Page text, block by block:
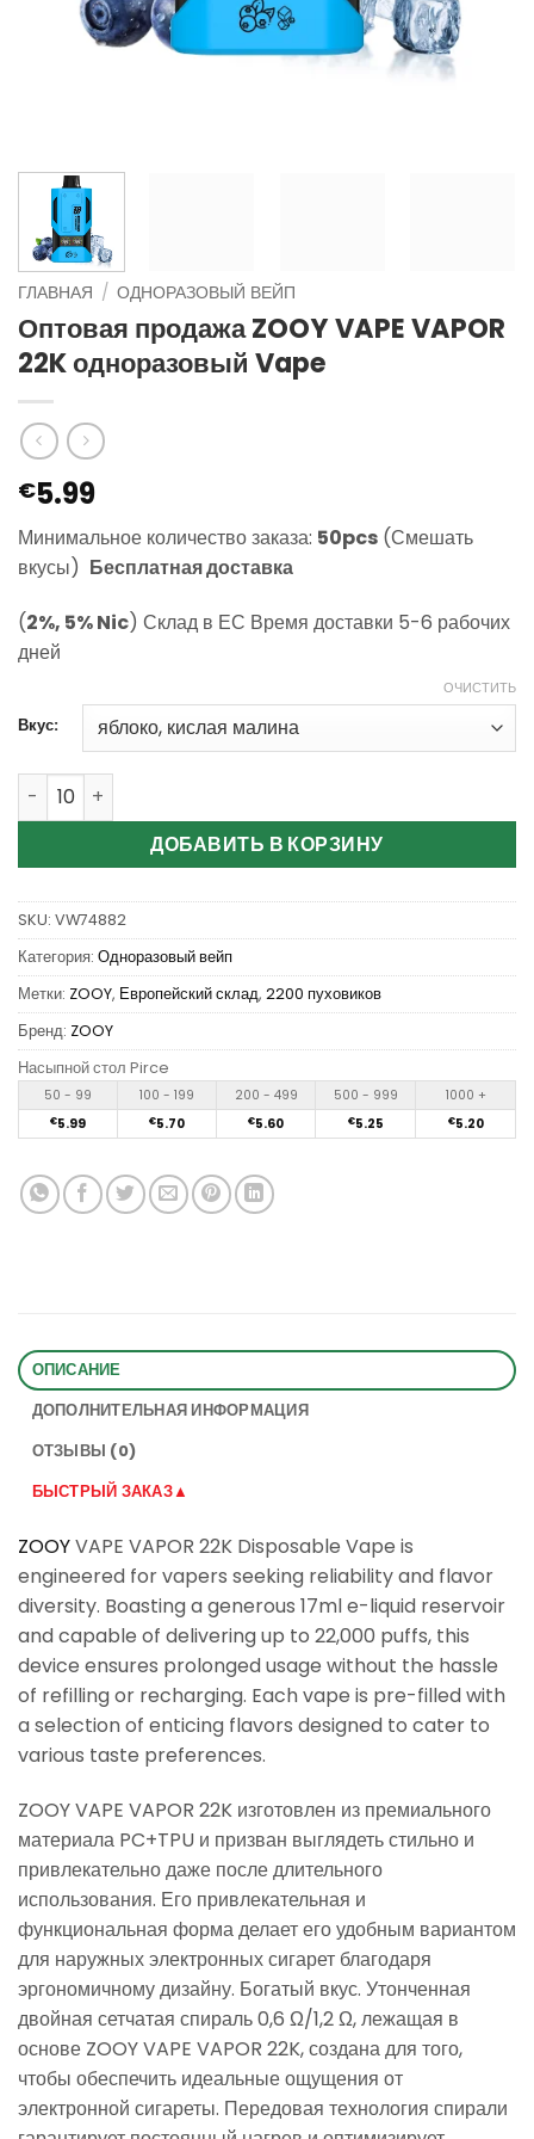
ГЛАВНАЯ / ОДНОРАЗОВЫЙ ВЕЙП
Оптовая продажа ZOOY VAPE VAPOR
22K одноразовый Vape
€5.99
Минимальное количество заказа: 50pcs (Смешать
вкусы) Бесплатная доставка
(2%, 5% Nic) Склад в ЕС Время доставки 5-6 рабочих
дней
Вкус:
ОЧИСТИТЬ
Количество Wholesale ZOOY VAPE VAPOR 22K
ДОБАВИТЬ В КОРЗИНУ
SKU: VW74882
Категория: Одноразовый вейп
Метки: ZOOY, Европейский склад, 2200 пуховиков
Бренд: ZOOY
Насыпной стол Pirce
50 - 99 100 - 199 200 - 499 500 - 999 1000 +
€5.99 €5.70 €5.60 €5.25 €5.20
ОПИСАНИЕ
ДОПОЛНИТЕЛЬНАЯ ИНФОРМАЦИЯ
ОТЗЫВЫ (0)
БЫСТРЫЙ ЗАКАЗ▲
ZOOYVAPE VAPOR 22K Disposable Vape is
engineered for vapers seeking reliability and flavor
diversity. Boasting a generous 17ml e-liquid reservoir
and capable of delivering up to 22,000 puffs, this
device ensures prolonged usage without the hassle
of refilling or recharging. Each vape is pre-filled with
a selection of enticing flavors designed to cater to
various taste preferences.
ZOOY VAPE VAPOR 22K изготовлен из премиального
материала PC+TPU и призван выглядеть стильно и
привлекательно даже после длительного
использования. Его привлекательная и
функциональная форма делает его удобным вариантом
для наружных электронных сигарет благодаря
эргономичному дизайну. Богатый вкус. Утонченная
двойная сетчатая спираль 0,6 Ω/1,2 Ω, лежащая в
основе ZOOY VAPE VAPOR 22K, создана для того,
чтобы обеспечить идеальные ощущения от
электронной сигареты. Передовая технология спирали